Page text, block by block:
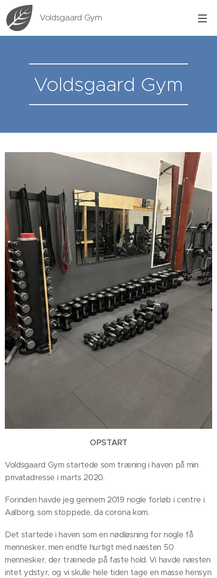
Voldsgaard Gym
Voldsgaard Gym
OPSTART
Voldsgaard Gym startede som træning i haven på min
privatadresse i marts 2020.
Forinden havde jeg gennem 2019 nogle forløb i centre i
Aalborg, som stoppede, da corona kom.
Det startede i haven som en nødløsning for nogle få
mennesker, men endte hurtigt med næsten 50
mennesker, der trænede på faste hold. Vi havde næsten
intet ydstyr, og vi skulle hele tiden tage en masse hensyn